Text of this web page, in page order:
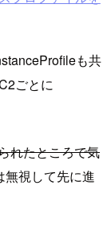
も共
ごとに
れたところで気
無視して先に進